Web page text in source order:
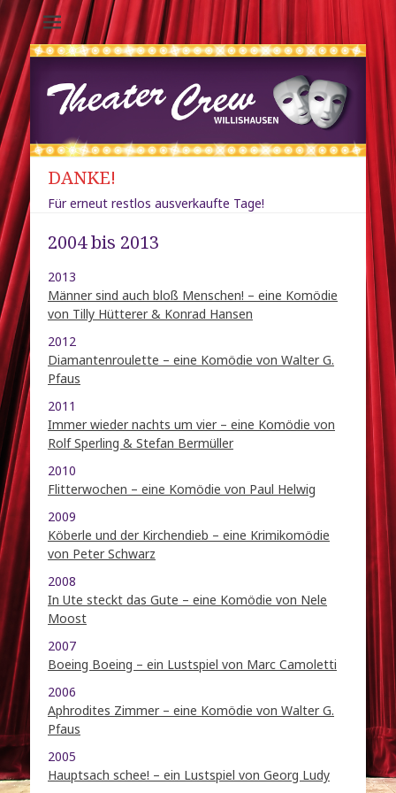
Theater-Crew
Willishausen /
Diedorf
DANKE!
Für erneut restlos ausverkaufte Tage!
2004 bis 2013
2013
Männer sind auch bloß Menschen! – eine Komödie
von Tilly Hütterer & Konrad Hansen
2012
Diamantenroulette – eine Komödie von Walter G.
Pfaus
2011
Immer wieder nachts um vier – eine Komödie von
Rolf Sperling & Stefan Bermüller
2010
Flitterwochen – eine Komödie von Paul Helwig
2009
Köberle und der Kirchendieb – eine Krimikomödie
von Peter Schwarz
2008
In Ute steckt das Gute – eine Komödie von Nele
Moost
2007
Boeing Boeing – ein Lustspiel von Marc Camoletti
2006
Aphrodites Zimmer – eine Komödie von Walter G.
Pfaus
2005
Hauptsach schee! – ein Lustspiel von Georg Ludy